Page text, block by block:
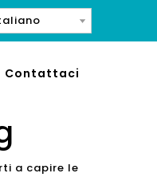
Contattaci
a capire le